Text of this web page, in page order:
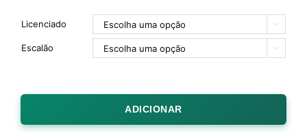
Licenciado 
Escalão 
ADICIONAR